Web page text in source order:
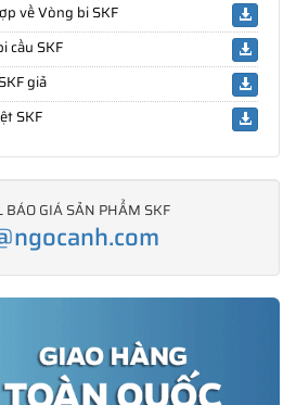
về Vòng bi SKF
cầu SKF
giả
SKF
BÁO GIÁ SẢN PHẨM SKF